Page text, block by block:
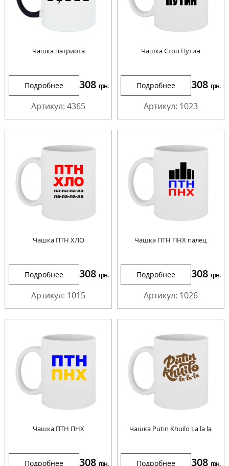
Чашка патриота
Подробнее 308 грн.
Артикул: 4365
Чашка Стоп Путин
Подробнее 308 грн.
Артикул: 1023
Чашка ПТН ХЛО
Подробнее 308 грн.
Артикул: 1015
Чашка ПТН ПНХ палец
Подробнее 308 грн.
Артикул: 1026
Чашка ПТН ПНХ
Подробнее 308 грн.
Чашка Putin Khuilo La la la
Подробнее 308 грн.